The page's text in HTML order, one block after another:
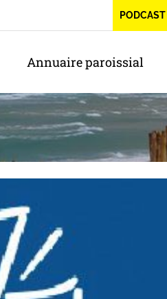
PODCAST
Annuaire paroissial